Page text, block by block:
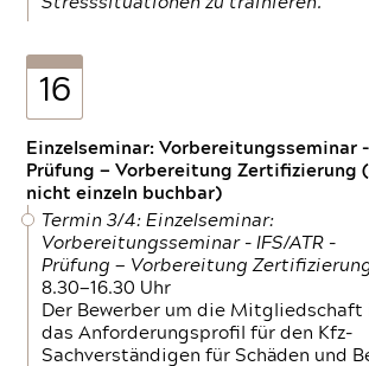
16
Einzelseminar: Vorbereitungsseminar -
Prüfung — Vorbereitung Zertifizierung
nicht einzeln buchbar)
Termin 3/4: Einzelseminar:
Vorbereitungsseminar - IFS/ATR -
Prüfung — Vorbereitung
8.30—16.30 Uhr
Der Bewerber um die Mitgliedschaft
das Anforderungsprofil für den Kfz-
Sachverständigen für Schäden und